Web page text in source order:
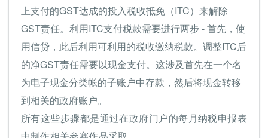
上支付的GST达成的投入税收抵免（ITC）来解除
GST责任。利用ITC支付税款需要进行两步 - 首先，使
用信贷，此后利用可利用的税收缴纳税款。调整ITC后
的净GST责任需要以现金支付。这涉及首先在一个名
为电子现金分类帐的子账户中存款，然后将现金转移
到相关的政府账户。
所有这些步骤都是通过在政府门户的每月纳税申报表